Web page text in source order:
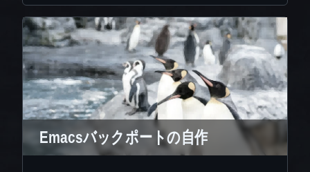
Emacsバックポートの自作